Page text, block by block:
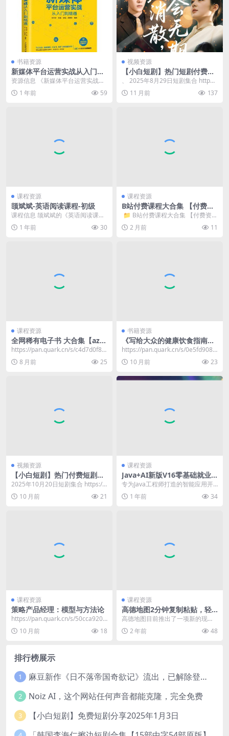
书籍资源
新媒体平台运营实战从入门到
精通 [学习教育]
资源信息 《新媒体平台运营实战从
入门到精通》全面解析新媒体运营
方法，涵盖行业趋势...
1 年前 59
视频资源
【小白短剧】热门短剧付费资
源分享2025年8月29日
、 2025年8月29日短剧集合 http
s://pan.quark.cn/s/...
11 月前 137
课程资源
颉斌斌-英语阅读课程-初级
课程信息 颉斌斌的《英语阅读课程-
初级》专注于帮助英语基础薄弱的
学习者提升阅读能...
1 年前 30
课程资源
B站付费课程大合集 【付费资
料】3.1T版本
​ 📁 B站付费课程大合集 【付费资
料】3.1T版本 📁 37. ...
2 月前 11
课程资源
全网稀有电子书 大合集【azw
3 pdf epub】
https://pan.quark.cn/s/c4d7d0f86
06f 📁 全网...
8 月前 25
书籍资源
《写给大众的健康饮食指南》
套装共3册 一日两餐+超级食物
+膳食纤维
https://pan.quark.cn/s/0e5fd9089
38a
10 月前 23
视频资源
【小白短剧】热门付费短剧资
源分享2025年10月20日 82部
2025年10月20日短剧集合 https://
pan.quark.cn/s/c...
10 月前 21
课程资源
Java+AI新版V16零基础就业
班
专为Java工程师打造的智能应用开
发体系，掌握AI时代核心技术，2个
月助你开启A...
1 年前 34
课程资源
策略产品经理：模型与方法论
https://pan.quark.cn/s/50cca9206
277
10 月前 18
课程资源
高德地图2分钟复制粘贴，轻
松赚8元！日入500+，赚钱新
玩法，无上限！
高德地图目前推出了一项新的现金
奖励活动，目前知晓该项目的人不
多，因此参与竞争较小...
2 年前 48
排行榜展示
1 麻豆新作《日不落帝国奇欲记》流出，已解除登录验证！
2 Noiz AI，这个网站任何声音都能克隆，完全免费
3 【小白短剧】免费短剧分享2025年1月3日